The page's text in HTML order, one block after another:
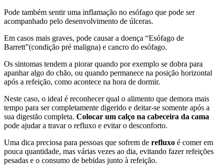
Pode também sentir uma inflamação no esófago que pode ser
acompanhado pelo desenvolvimento de úlceras.
Em casos mais graves, pode causar a doença “Esófago de
Barrett”(condição pré maligna) e cancro do esófago.
Os sintomas tendem a piorar quando por exemplo se dobra para
apanhar algo do chão, ou quando permanece na posição horizontal
após a refeição, como acontece na hora de dormir.
Neste caso, o ideal é reconhecer qual o alimento que demora mais
tempo para ser completamente digerido e deitar-se somente após a
sua digestão completa. Colocar um calço na cabeceira da cama
pode ajudar a travar o refluxo e evitar o desconforto.
Uma dica preciosa para pessoas que sofrem de refluxo é comer em
pouca quantidade, mas várias vezes ao dia, evitando fazer refeições
pesadas e o consumo de bebidas junto à refeição.